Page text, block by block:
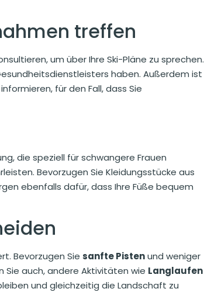
treffen
um über Ihre Ski-Pläne zu sprechen.
haben. Außerdem ist
für den Fall, dass Sie
die speziell für schwangere Frauen
Bevorzugen Sie Kleidungsstücke aus
ebenfalls dafür, dass Ihre Füße bequem
Bevorzugen Sie sanfte Pistenund weniger
Sie auch, andere Aktivitäten wie Langlaufen
und gleichzeitig die Landschaft zu